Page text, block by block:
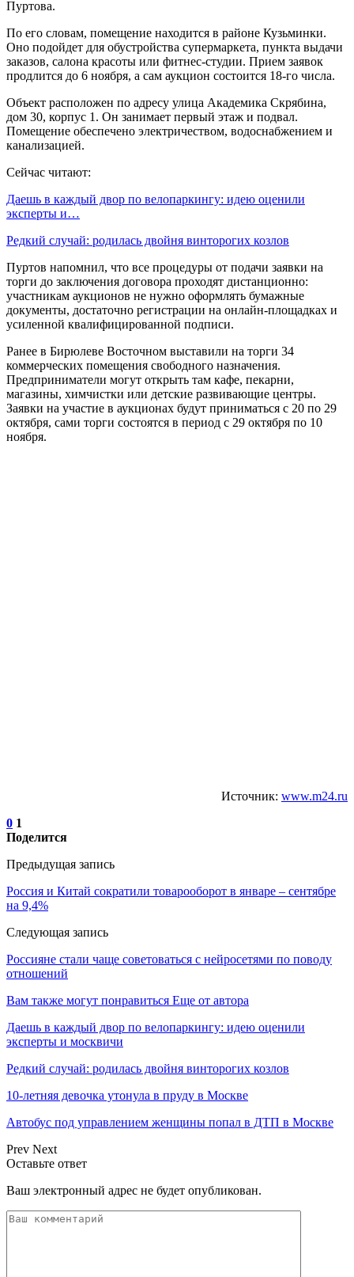
Пуртова.
По его словам, помещение находится в районе Кузьминки.
Оно подойдет для обустройства супермаркета, пункта выдачи
заказов, салона красоты или фитнес-студии. Прием заявок
продлится до 6 ноября, а сам аукцион состоится 18-го числа.
Объект расположен по адресу улица Академика Скрябина,
дом 30, корпус 1. Он занимает первый этаж и подвал.
Помещение обеспечено электричеством, водоснабжением и
канализацией.
Сейчас читают:
Даешь в каждый двор по велопаркингу: идею оценили
эксперты и…
Редкий случай: родилась двойня винторогих козлов
Пуртов напомнил, что все процедуры от подачи заявки на
торги до заключения договора проходят дистанционно:
участникам аукционов не нужно оформлять бумажные
документы, достаточно регистрации на онлайн-площадках и
усиленной квалифицированной подписи.
Ранее в Бирюлеве Восточном выставили на торги 34
коммерческих помещения свободного назначения.
Предприниматели могут открыть там кафе, пекарни,
магазины, химчистки или детские развивающие центры.
Заявки на участие в аукционах будут приниматься с 20 по 29
октября, сами торги состоятся в период с 29 октября по 10
ноября.
Источник: www.m24.ru
0 1
Поделится
Предыдущая запись
Россия и Китай сократили товарооборот в январе – сентябре
на 9,4%
Следующая запись
Россияне стали чаще советоваться с нейросетями по поводу
отношений
Вам также могут понравиться Еще от автора
Даешь в каждый двор по велопаркингу: идею оценили
эксперты и москвичи
Редкий случай: родилась двойня винторогих козлов
10-летняя девочка утонула в пруду в Москве
Автобус под управлением женщины попал в ДТП в Москве
Prev Next
Оставьте ответ
Ваш электронный адрес не будет опубликован.